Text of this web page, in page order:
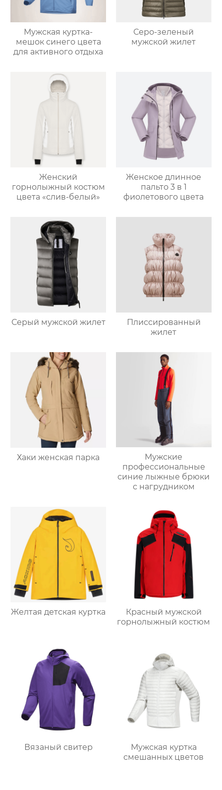
Мужская куртка-
мешок синего цвета
для активного отдыха
Серо-зеленый
мужской жилет
Женский
горнолыжный костюм
цвета «слив-белый»
Женское длинное
пальто 3 в 1
фиолетового цвета
Серый мужской жилет
Плиссированный
жилет
Хаки женская парка
Мужские
профессиональные
синие лыжные брюки
с нагрудником
Желтая детская куртка
Красный мужской
горнолыжный костюм
Вязаный свитер
Мужская куртка
смешанных цветов